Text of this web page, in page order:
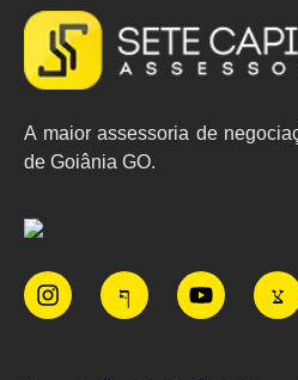
A maior assessoria de
de Goiânia GO.